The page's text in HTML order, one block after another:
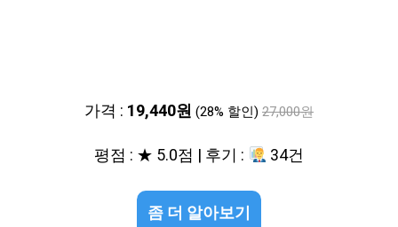
가격 : 19,440원 (28% 할인) 27,000원
평점 : ★ 5.0점 | 후기 : 34건
좀 더 알아보기